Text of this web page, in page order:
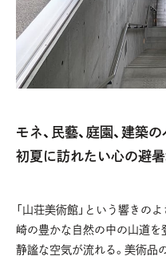
モネ、民藝、庭園、建築
初夏に訪れたい心の避
「山荘美術館」という響きの
崎の豊かな自然の中の山道を
静謐な空気が流れる。美術品